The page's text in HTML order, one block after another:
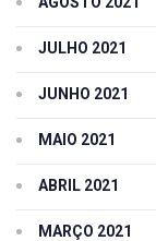
JULHO 2021
JUNHO 2021
MAIO 2021
ABRIL 2021
MARÇO 2021